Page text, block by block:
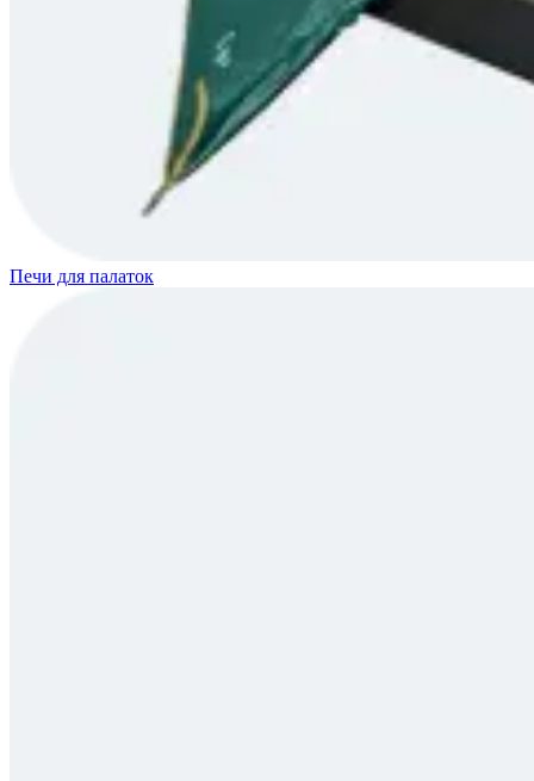
Печи для палаток